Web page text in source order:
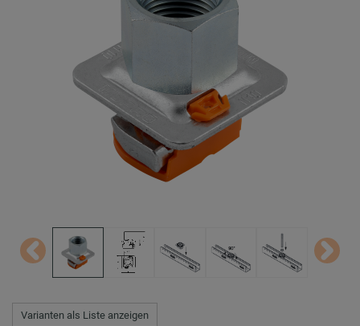
Varianten als Liste anzeigen